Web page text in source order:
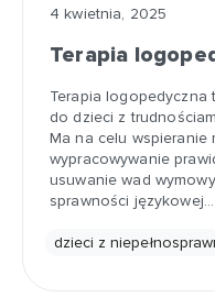
4 kwietnia, 2025
Terapia
Terapia logopedyczna
do dzieci z
Ma na celu wspieranie
wypracowywanie
usuwanie wad
sprawności językowej…
dzieci z